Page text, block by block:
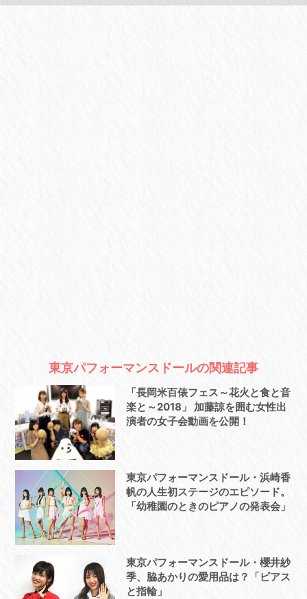
東京パフォーマンスドールの関連記事
「長岡米百俵フェス～花火と食と音
楽と～2018」 加藤諒を囲む女性出
演者の女子会動画を公開！
東京パフォーマンスドール・浜崎香
帆の人生初ステージのエピソード。
「幼稚園のときのピアノの発表会」
東京パフォーマンスドール・櫻井紗
季、脇あかりの愛用品は？「ピアス
と指輪」